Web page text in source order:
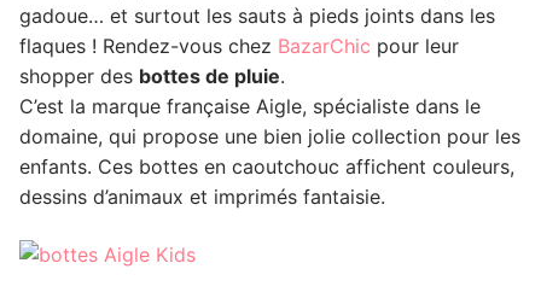
gadoue… et surtout les sauts à pieds joints dans les
flaques ! Rendez-vous chez BazarChic pour leur
shopper des bottes de pluie.
C’est la marque française Aigle, spécialiste dans le
domaine, qui propose une bien jolie collection pour les
enfants. Ces bottes en caoutchouc affichent couleurs,
dessins d’animaux et imprimés fantaisie.